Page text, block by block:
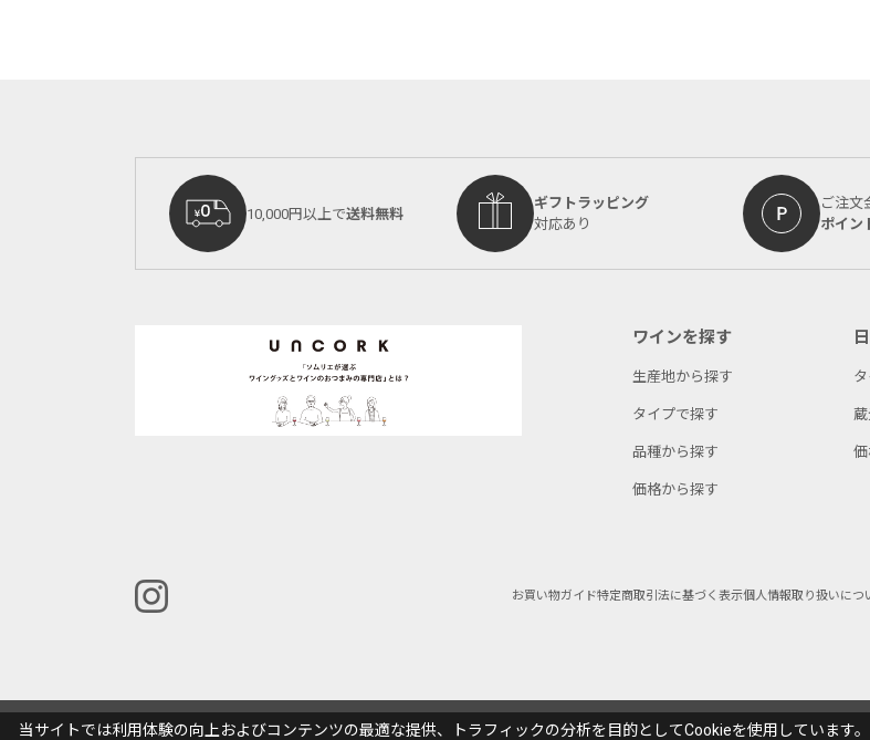
10,000円以上で送料無料
ギフトラッピング
対応あり
ご注文
ポイン
ワインを探す
生産地から探す
タイプで探す
品種から探す
価格から探す
お買い物ガイド特定商取引法に基づく表示個人情報取り扱いにつ
当サイトでは利用体験の向上およびコンテンツの最適な提供、トラフィックの分析を目的としてCookieを使用しています。